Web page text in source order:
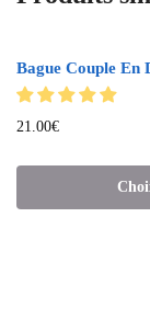
Bague Couple En
21.00€